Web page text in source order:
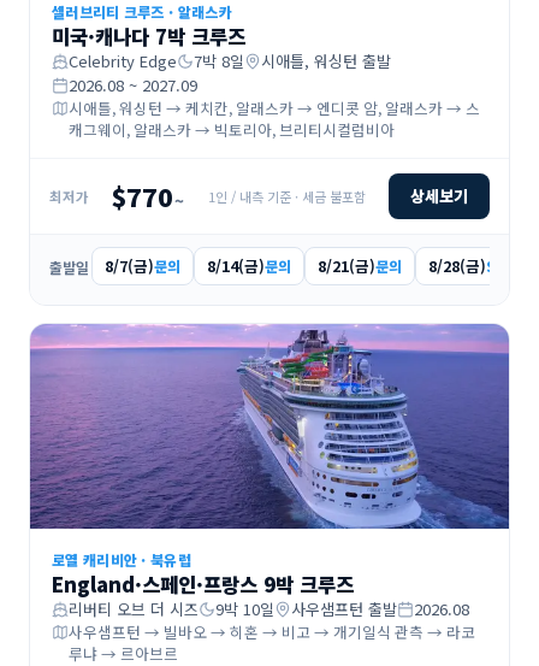
셀러브리티 크루즈 · 알래스카
미국·캐나다 7박 크루즈
Celebrity Edge 7박 8일 시애틀, 워싱턴 출발
2026.08 ~ 2027.09
시애틀, 워싱턴 → 케치칸, 알래스카 → 엔디콧 암, 알래스카 → 스
캐그웨이, 알래스카 → 빅토리아, 브리티시컬럼비아
최저가 $770~ 1인 / 내측 기준 · 세금 불포함 상세보기
출발일 8/7(금)문의 8/14(금)문의 8/21(금)문의 8/28(금)$1,409
로열 캐리비안·북유럽
England·스페인·프랑스 9박 크루즈
리버티 오브 더 시즈 9박 10일 사우샘프턴 출발
2026.08
사우샘프턴 → 빌바오 → 히혼 → 비고 → 개기일식 관측 → 라코
루냐 → 르아브르